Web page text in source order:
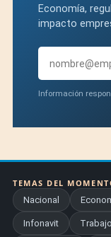
Economía,
impacto
Información
TEMAS DEL
Nacional
Infonavit Trabajo